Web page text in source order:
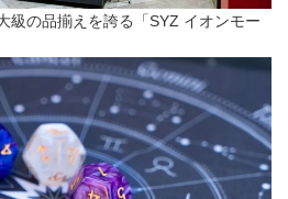
級の品揃えを誇る「SYZ イオンモー